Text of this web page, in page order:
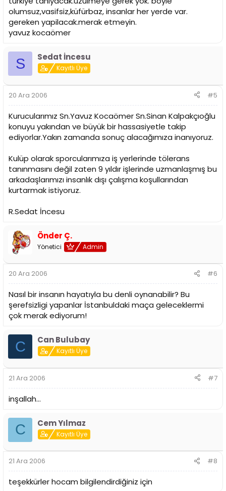
olumsuz,vasifsiz,küfürbaz, insanlar her yerde var.
gereken yapilacak.merak etmeyin.
yavuz kocaömer
S Sedat İncesu
Kayıtlı Üye
20 Ara 2006 #5
Kurucularımız Sn.Yavuz Kocaömer Sn.Sinan Kalpakçıoğlu
konuyu yakından ve büyük bir hassasiyetle takip
ediyorlar.Yakın zamanda sonuç alacağımıza inanıyoruz.
Kulüp olarak sporcularımıza iş yerlerinde tölerans
tanınmasını değil zaten 9 yıldır işlerinde uzmanlaşmış bu
arkadaşlarımızı insanlık dışı çalışma koşullarından
kurtarmak istiyoruz.
R.Sedat İncesu
Önder Ç.
Yönetici Admin
20 Ara 2006 #6
Nasıl bir insanın hayatıyla bu denli oynanabilir? Bu
şerefsizligi yapanlar İstanbuldaki maça geleceklermi
çok merak ediyorum!
C Can Bulubay
Kayıtlı Üye
21 Ara 2006 #7
inşallah...
C Cem Yılmaz
Kayıtlı Üye
21 Ara 2006 #8
teşekkürler hocam bilgilendirdiğiniz için